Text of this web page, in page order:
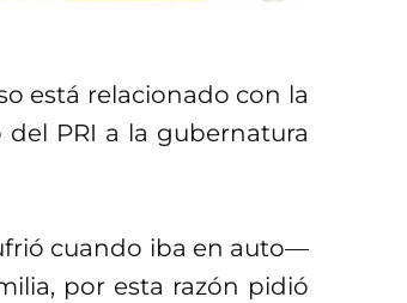
está relacionado con la
PRI a la gubernatura
cuando iba en auto—
por esta razón pidió